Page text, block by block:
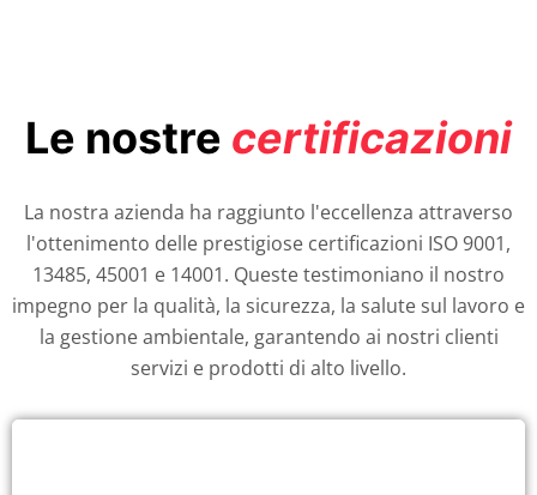
Le nostre certificazioni
La nostra azienda ha raggiunto l'eccellenza attraverso
l'ottenimento delle prestigiose certificazioni ISO 9001,
13485, 45001 e 14001. Queste testimoniano il nostro
impegno per la qualità, la sicurezza, la salute sul lavoro e
la gestione ambientale, garantendo ai nostri clienti
servizi e prodotti di alto livello.